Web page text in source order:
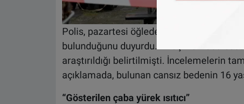
Polis, pazartesi öğleden sonra
bulunduğunu duyurdu. İlk açıklamada
araştırıldığı belirtilmişti. İncelemelerin
açıklamada, bulunan cansız bedenin 16
“Gösterilen çaba yürek ısıtıcı”